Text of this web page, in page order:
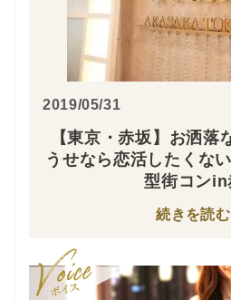
2019/05/31
【東京・赤坂】お洒落
うせなら恋活したくな
型街コンin
続きを読む